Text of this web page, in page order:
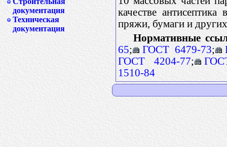
документация
Техническая
документация
качестве
пряжи, бумаги и
Нормативные
65; ГОСТ 6479-73;
ГОСТ 4204-77;
1510-84